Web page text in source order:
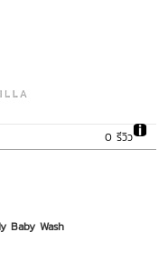
0 รีวิว
Baby Wash